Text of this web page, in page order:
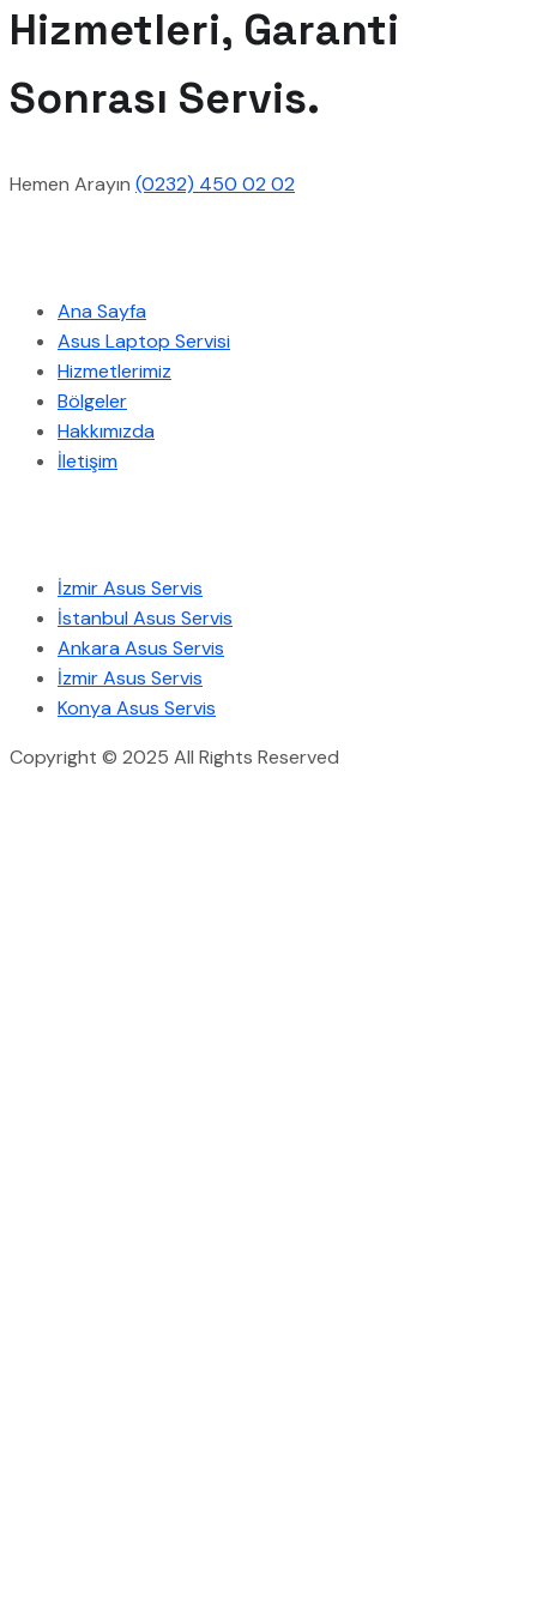
Hizmetleri, Garanti
Sonrası Servis.
Hemen Arayın (0232) 450 02 02
Ana Sayfa
Asus Laptop Servisi
Hizmetlerimiz
Bölgeler
Hakkımızda
İletişim
İzmir Asus Servis
İstanbul Asus Servis
Ankara Asus Servis
İzmir Asus Servis
Konya Asus Servis
Copyright © 2025 All Rights Reserved